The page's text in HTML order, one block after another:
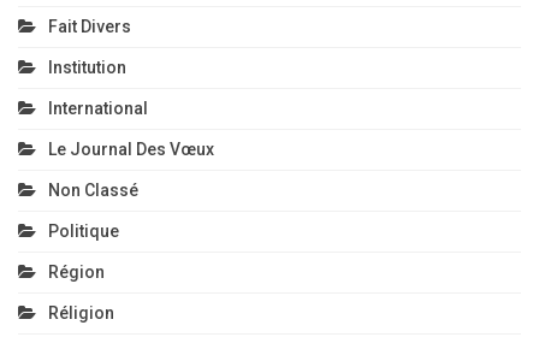
Fait Divers
Institution
International
Le Journal Des Vœux
Non Classé
Politique
Région
Réligion